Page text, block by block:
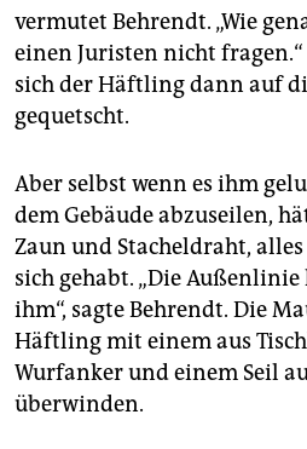
vermutet Behrendt. „Wie
einen Juristen nicht fragen.“
sich der Häftling dann auf
gequetscht.
Aber selbst wenn es ihm
dem Gebäude abzuseilen,
Zaun und Stacheldraht,
sich gehabt. „Die
ihm“, sagte Behrendt. Die
Häftling mit einem aus
Wurfanker und einem Seil
überwinden.